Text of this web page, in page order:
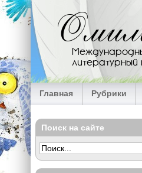
Перейти к основному содержанию
литературный
Главная Рубрики
Поиск на сайте